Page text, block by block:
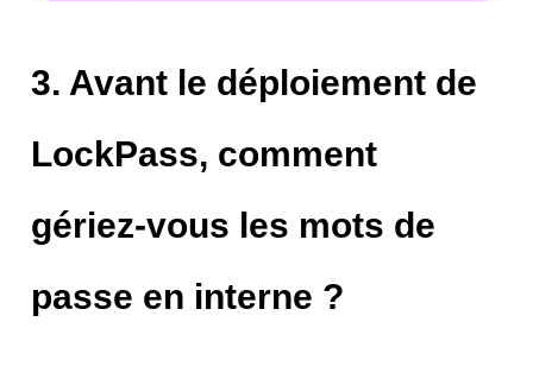
3. Avant le déploiement de
LockPass, comment
gériez-vous les mots de
passe en interne ?